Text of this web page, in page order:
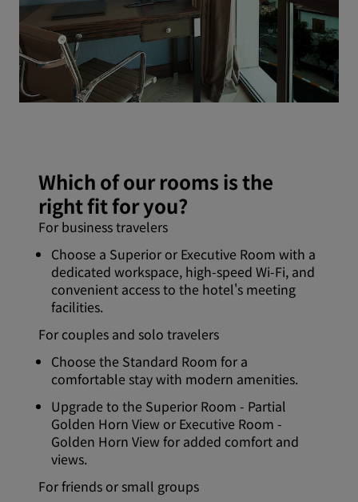
Which of our rooms is the
right fit for you?
For business travelers
Choose a Superior or Executive Room with a
dedicated workspace, high-speed Wi-Fi, and
convenient access to the hotel's meeting
facilities.
For couples and solo travelers
Choose the Standard Room for a
comfortable stay with modern amenities.
Upgrade to the Superior Room - Partial
Golden Horn View or Executive Room -
Golden Horn View for added comfort and
views.
For friends or small groups